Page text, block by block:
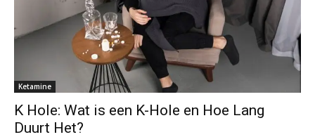
Ketamine
K Hole: Wat is een K-Hole en Hoe Lang
Duurt Het?